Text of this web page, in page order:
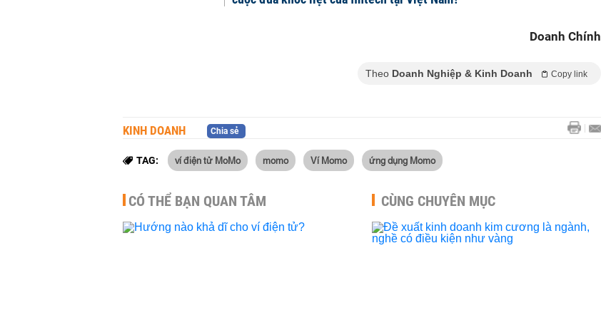
Doanh Chính
Theo Doanh Nghiệp & Kinh Doanh Copy link
KINH DOANH Chia sẻ
TAG: ví điện tử MoMo momo Ví Momo ứng dụng Momo
CÓ THỂ BẠN QUAN TÂM CÙNG CHUYÊN MỤC